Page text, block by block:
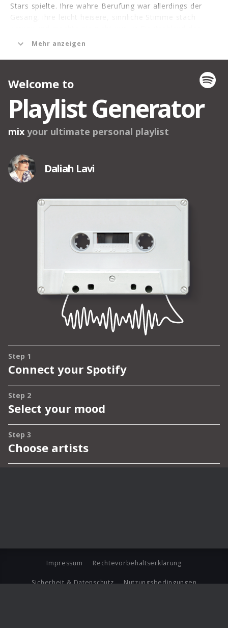
Stars spielte. Ihre wahre Berufung war allerdings der
70er Jahre zur zeitweise bestverkaufenden Künstlerin
mit Hits, die man auch heute noch gut kennt (“Oh, wann
kommst Du?”, “Willst Du mit mir gehn?” u.a.).Ihre
Versionen ihrer deutschen Hits, teilweise mit exklusivem
wiederentdecken. Eine weitere Facette der
faszinierenden Künstlerin.4-CD-Box mit 6 Alben und 25
Bonustracks, 12-seitiges Booklet mit Einführungstext
und Coverabbildungen
Mehr anzeigen
Impressum Rechtevorbehaltserklärung
Sicherheit & Datenschutz Nutzungsbedingungen